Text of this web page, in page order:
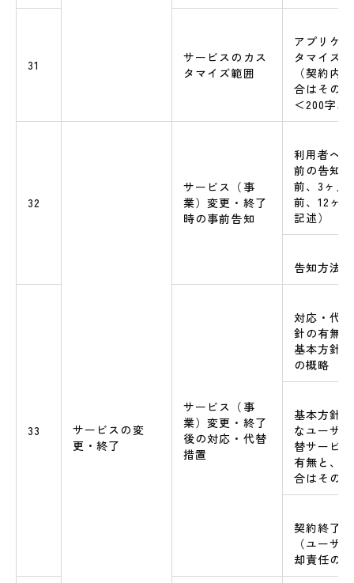
31
サービスのカス
タマイズ範囲
アプリケ
タマイズ
（契約内
合はその
＜200字以
32
サービスの変
更・終了
サービス（事
業）変更・終了
時の事前告知
利用者へ
前の告知
前、3ヶ月
前、12ヶ
記述）
告知方法
33
サービス（事
業）変更・終了
後の対応・代替
措置
対応・代
針の有無
基本方針
の概略
基本方針
なユーザ
替サービ
有無と、
合はその
契約終了
（ユーザ
却責任の